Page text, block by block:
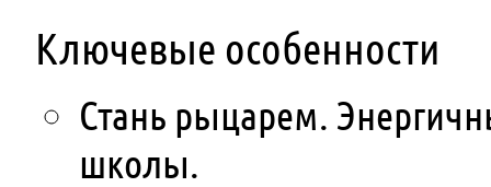
Ключевые особенности
Стань рыцарем.
школы.